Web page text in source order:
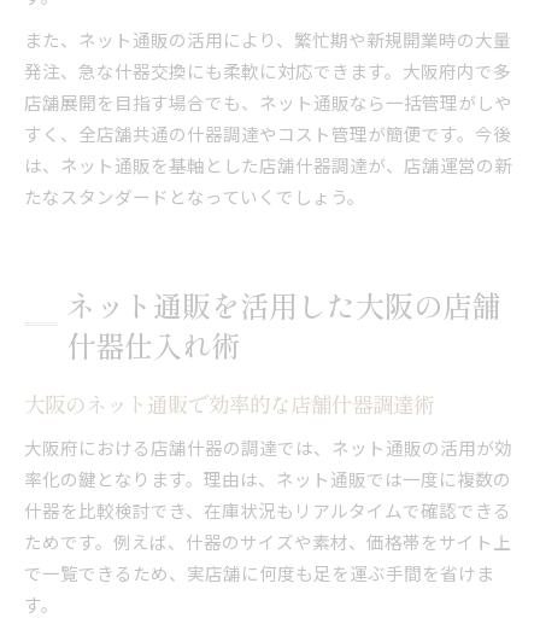
また、ネット通販の活用により、繁忙期や新規開業時の大量
発注、急な什器交換にも柔軟に対応できます。大阪府内で多
店舗展開を目指す場合でも、ネット通販なら一括管理がしや
すく、全店舗共通の什器調達やコスト管理が簡便です。今後
は、ネット通販を基軸とした店舗什器調達が、店舗運営の新
たなスタンダードとなっていくでしょう。
ネット通販を活用した大阪の店舗
什器仕入れ術
大阪のネット通販で効率的な店舗什器調達術
大阪府における店舗什器の調達では、ネット通販の活用が効
率化の鍵となります。理由は、ネット通販では一度に複数の
什器を比較検討でき、在庫状況もリアルタイムで確認できる
ためです。例えば、什器のサイズや素材、価格帯をサイト上
で一覧できるため、実店舗に何度も足を運ぶ手間を省けま
す。